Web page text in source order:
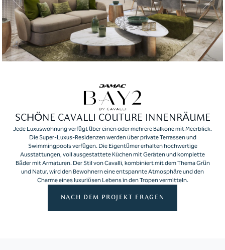
SCHÖNE CAVALLI COUTURE INNENRÄUME
Jede Luxuswohnung verfügt über einen oder mehrere Balkone mit Meerblick.
Die Super-Luxus-Residenzen werden über private Terrassen und
Swimmingpools verfügen. Die Eigentümer erhalten hochwertige
Ausstattungen, voll ausgestattete Küchen mit Geräten und komplette
Bäder mit Armaturen. Der Stil von Cavalli, kombiniert mit dem Thema Grün
und Natur, wird den Bewohnern eine entspannte Atmosphäre und den
Charme eines luxuriösen Lebens in den Tropen vermitteln.
NACH DEM PROJEKT FRAGEN